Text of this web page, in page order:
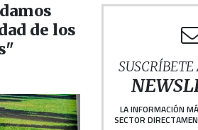
de los
LA INFORMACIÓN
SECTOR